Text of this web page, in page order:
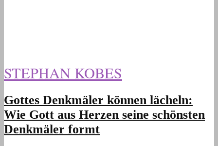
STEPHAN KOBES
Gottes Denkmäler können lächeln:
Wie Gott aus Herzen seine schönsten
Denkmäler formt